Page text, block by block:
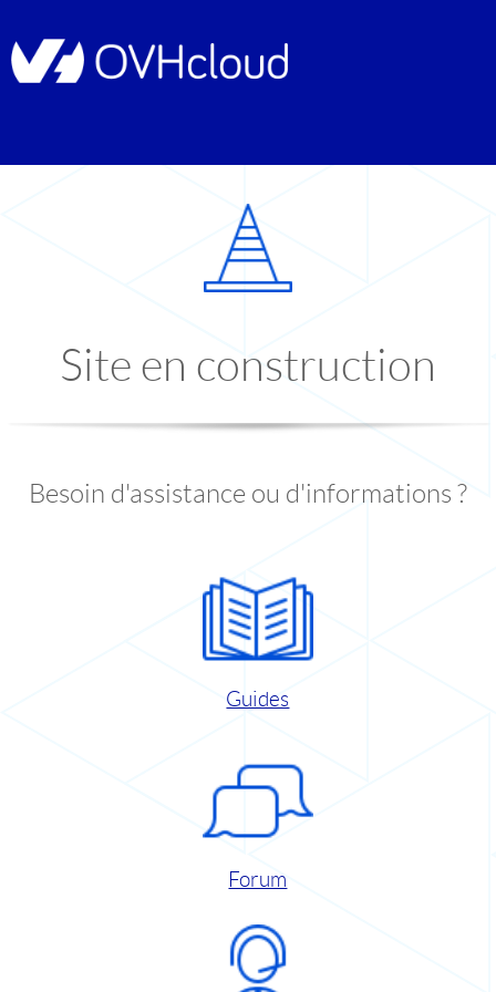
Site en construction
Besoin d'assistance ou d'informations ?
Guides
Forum